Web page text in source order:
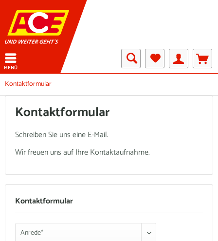
MENÜ
Kontaktformular
Kontaktformular
Schreiben Sie uns eine E-Mail.
Wir freuen uns auf Ihre Kontaktaufnahme.
Kontaktformular